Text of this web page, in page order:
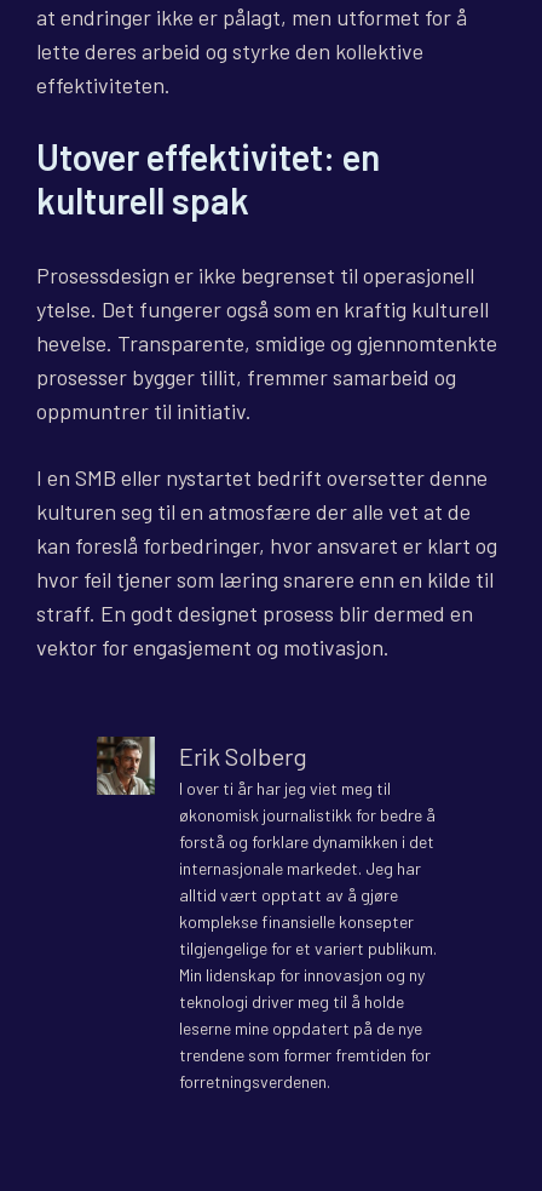
at endringer ikke er pålagt, men utformet for å
lette deres arbeid og styrke den kollektive
effektiviteten.
Utover effektivitet: en
kulturell spak
Prosessdesign er ikke begrenset til operasjonell
ytelse. Det fungerer også som en kraftig kulturell
hevelse. Transparente, smidige og gjennomtenkte
prosesser bygger tillit, fremmer samarbeid og
oppmuntrer til initiativ.
I en SMB eller nystartet bedrift oversetter denne
kulturen seg til en atmosfære der alle vet at de
kan foreslå forbedringer, hvor ansvaret er klart og
hvor feil tjener som læring snarere enn en kilde til
straff. En godt designet prosess blir dermed en
vektor for engasjement og motivasjon.
Erik Solberg
I over ti år har jeg viet meg til
økonomisk journalistikk for bedre å
forstå og forklare dynamikken i det
internasjonale markedet. Jeg har
alltid vært opptatt av å gjøre
komplekse finansielle konsepter
tilgjengelige for et variert publikum.
Min lidenskap for innovasjon og ny
teknologi driver meg til å holde
leserne mine oppdatert på de nye
trendene som former fremtiden for
forretningsverdenen.